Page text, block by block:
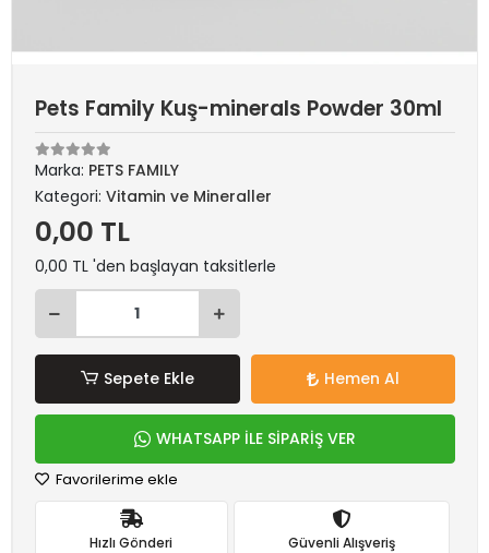
Pets Family Kuş-minerals Powder 30ml
Marka: PETS FAMILY
Kategori: Vitamin ve Mineraller
0,00 TL
0,00 TL 'den başlayan taksitlerle
Sepete Ekle Hemen Al
WHATSAPP İLE SİPARİŞ VER
Favorilerime ekle
Hızlı Gönderi Güvenli Alışveriş